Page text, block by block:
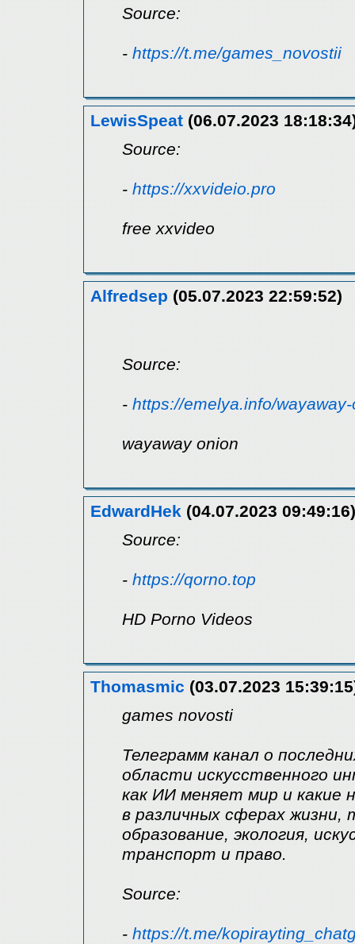
Source:
- https://t.me/games_novostii
LewisSpeat (06.07.2023
Source:
- https://xxvideio.pro
free xxvideo
Alfredsep (05.07.2023 22:59:52)
Source:
- https://emelya.info/
wayaway onion
EdwardHek (04.07.2023 09:49:16)
Source:
- https://qorno.top
HD Porno Videos
Thomasmic (03.07.2023
games novosti
Телеграмм канал о
области искусственного
как ИИ меняет мир и какие
в различных сферах жизни,
образование, экология,
транспорт и право.
Source:
- https://t.me/